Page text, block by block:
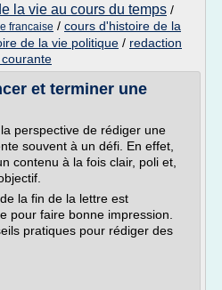
la vie au cours du temps /
francaise / cours d'histoire de la
de la vie politique / redaction
et terminer une
perspective de rédiger une
souvent à un défi. En effet,
contenu à la fois clair, poli et,
la fin de la lettre est
pour faire bonne impression.
pratiques pour rédiger des